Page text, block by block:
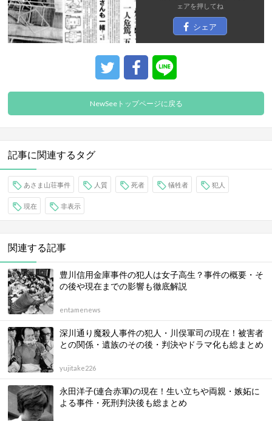
ェアを押してね
シェア
NewSeeトップページに戻る
記事に関連するタグ
あさま山荘事件 人質 死者 犠牲者 犯人
現在 非表示
関連する記事
豊川信用金庫事件の犯人は女子高生？事件の概要・そ
の後や現在までの影響も徹底解説
entamenews
深川通り魔殺人事件の犯人・川俣軍司の現在！被害者
との関係・遺族のその後・判決やドラマ化も総まとめ
yujitake226
永田洋子(連合赤軍)の現在！生い立ちや両親・嫉妬に
よる事件・死刑判決後も総まとめ